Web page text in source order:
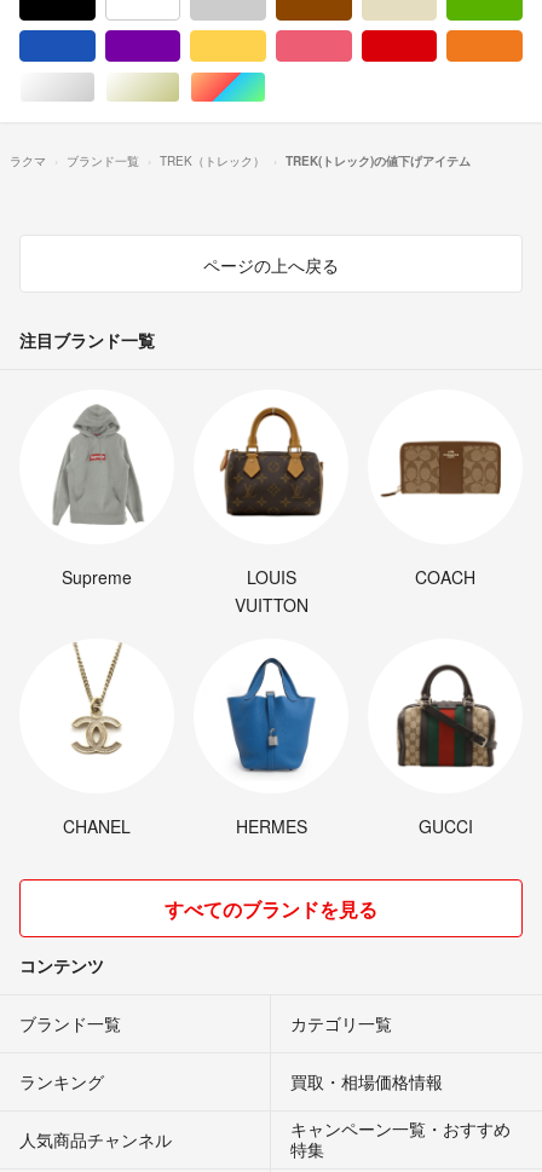
シルバー/銀色系ゴールド/金色系マルチカラー
ラクマ ブランド一覧 TREK（トレック） TREK(トレック)の値下げアイテム
ページの上へ戻る
注目ブランド一覧
Supreme
LOUIS
VUITTON
COACH
CHANEL HERMES GUCCI
すべてのブランドを見る
コンテンツ
ブランド一覧 カテゴリ一覧
ランキング 買取・相場価格情報
人気商品チャンネル
キャンペーン一覧・おすすめ
特集